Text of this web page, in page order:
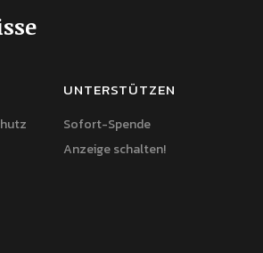
UNTERSTÜTZEN
Sofort-Spende
Anzeige schalten!